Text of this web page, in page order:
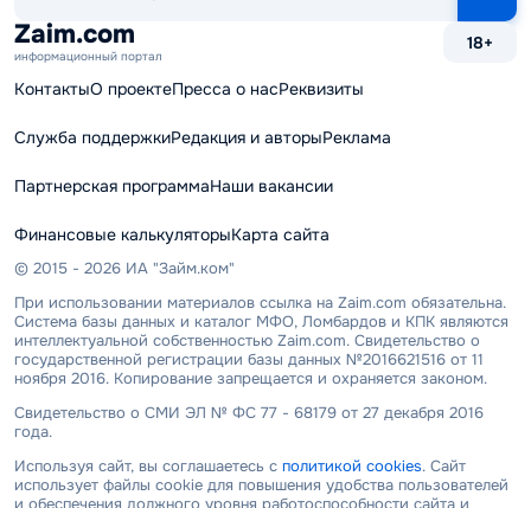
сайту
Zaim.com
информационный портал
18+
КонтактыО проектеПресса о насРеквизиты
Служба поддержкиРедакция и авторыРеклама
Партнерская программаНаши вакансии
Финансовые калькуляторыКарта сайта
© 2015 - 2026 ИА "Займ.ком"
При использовании материалов ссылка на Zaim.com обязательна.
Система базы данных и каталог МФО, Ломбардов и КПК являются
интеллектуальной собственностью Zaim.com. Свидетельство о
государственной регистрации базы данных №2016621516 от 11
ноября 2016. Копирование запрещается и охраняется законом.
Свидетельство о СМИ ЭЛ № ФС 77 - 68179 от 27 декабря 2016
года.
Используя сайт, вы соглашаетесь с политикой cookies. Сайт
использует файлы cookie для повышения удобства пользователей
и обеспечения должного уровня работоспособности сайта и